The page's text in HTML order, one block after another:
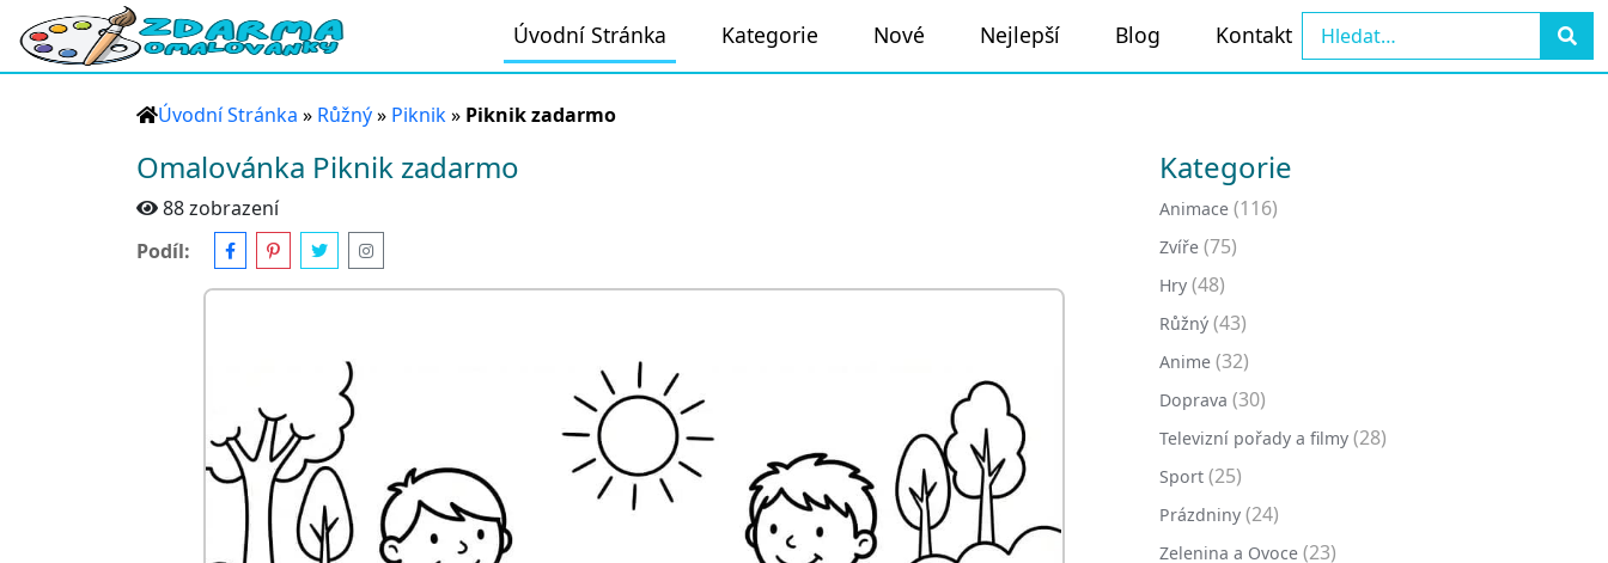
Úvodní Stránka Kategorie Nové Nejlepší Blog Kontakt
Úvodní Stránka » Růžný» Piknik» Piknik zadarmo
Omalovánka Piknik zadarmo
88 zobrazení
Podíl:
Kategorie
Animace (116)
Zvíře (75)
Hry (48)
Růžný (43)
Anime (32)
Doprava (30)
Televizní pořady a filmy (28)
Sport (25)
Prázdniny (24)
Zelenina a Ovoce (23)